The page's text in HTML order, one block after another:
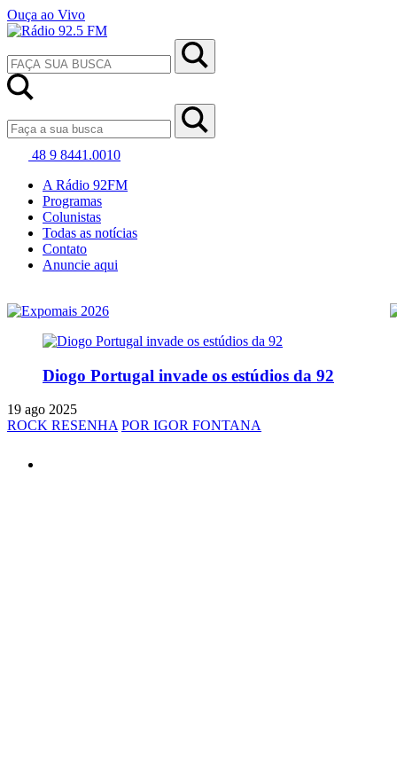
Ouça ao Vivo
48 9 8441.0010
A Rádio 92FM
Programas
Colunistas
Todas as notícias
Contato
Anuncie aqui
Diogo Portugal invade os estúdios da 92
19 ago 2025
ROCK RESENHA POR IGOR FONTANA